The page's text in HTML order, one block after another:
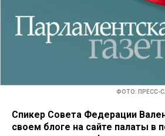
ФОТО: ПРЕСС-
Спикер Совета Федерации
своем блоге на сайте палаты в